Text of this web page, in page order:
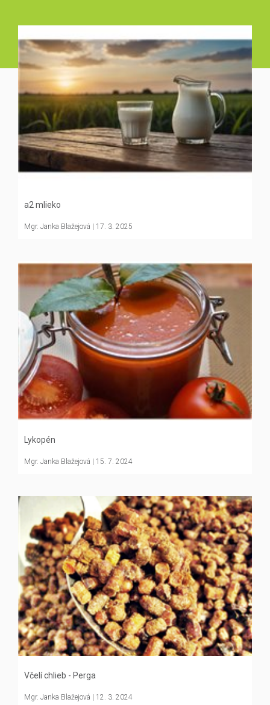
a2 mlieko
Mgr. Janka Blažejová | 17. 3. 2025
Lykopén
Mgr. Janka Blažejová | 15. 7. 2024
Včelí chlieb - Perga
Mgr. Janka Blažejová | 12. 3. 2024